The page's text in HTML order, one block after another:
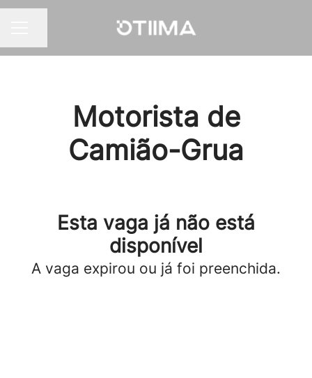
MENU DE CARREIRAS
Motorista de
Camião-Grua
Esta vaga já não está
disponível
A vaga expirou ou já foi preenchida.